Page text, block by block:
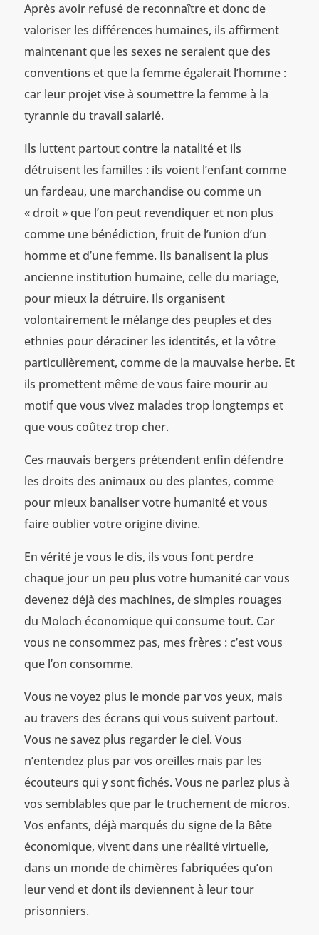
Après avoir refusé de reconnaître et donc de
valoriser les différences humaines, ils affirment
maintenant que les sexes ne seraient que des
conventions et que la femme égalerait l’homme :
car leur projet vise à soumettre la femme à la
tyrannie du travail salarié.
Ils luttent partout contre la natalité et ils
détruisent les familles : ils voient l’enfant comme
un fardeau, une marchandise ou comme un
« droit » que l’on peut revendiquer et non plus
comme une bénédiction, fruit de l’union d’un
homme et d’une femme. Ils banalisent la plus
ancienne institution humaine, celle du mariage,
pour mieux la détruire. Ils organisent
volontairement le mélange des peuples et des
ethnies pour déraciner les identités, et la vôtre
particulièrement, comme de la mauvaise herbe. Et
ils promettent même de vous faire mourir au
motif que vous vivez malades trop longtemps et
que vous coûtez trop cher.
Ces mauvais bergers prétendent enfin défendre
les droits des animaux ou des plantes, comme
pour mieux banaliser votre humanité et vous
faire oublier votre origine divine.
En vérité je vous le dis, ils vous font perdre
chaque jour un peu plus votre humanité car vous
devenez déjà des machines, de simples rouages
du Moloch économique qui consume tout. Car
vous ne consommez pas, mes frères : c’est vous
que l’on consomme.
Vous ne voyez plus le monde par vos yeux, mais
au travers des écrans qui vous suivent partout.
Vous ne savez plus regarder le ciel. Vous
n’entendez plus par vos oreilles mais par les
écouteurs qui y sont fichés. Vous ne parlez plus à
vos semblables que par le truchement de micros.
Vos enfants, déjà marqués du signe de la Bête
économique, vivent dans une réalité virtuelle,
dans un monde de chimères fabriquées qu’on
leur vend et dont ils deviennent à leur tour
prisonniers.